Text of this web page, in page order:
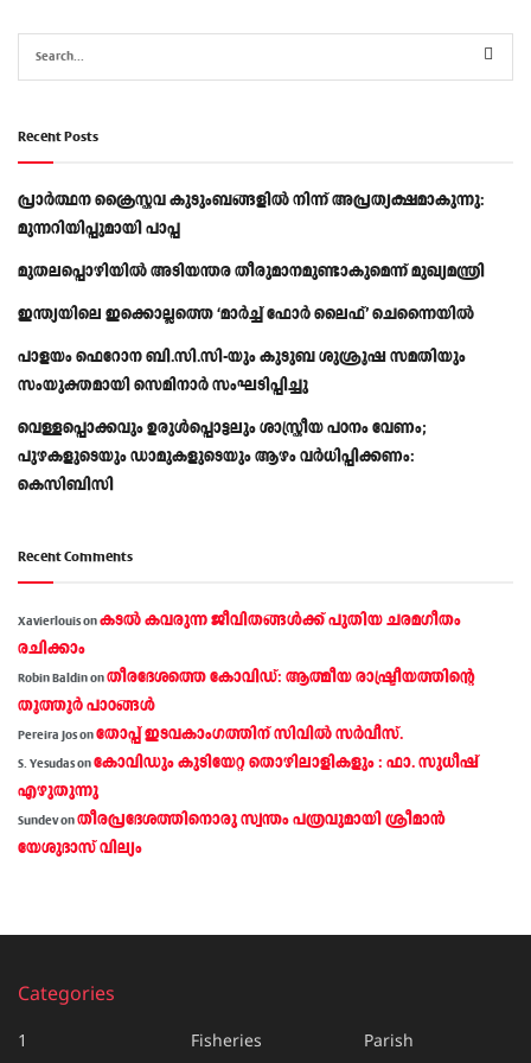
Recent Posts
പ്രാര്‍ത്ഥന ക്രൈസ്തവ കുടുംബങ്ങളില്‍ നിന്ന് അപ്രത്യക്ഷമാകുന്നു:
മുന്നറിയിപ്പുമായി പാപ്പ
മുതലപ്പൊഴിയിൽ അടിയന്തര തീരുമാനമുണ്ടാകുമെന്ന് മുഖ്യമന്ത്രി
ഇന്ത്യയിലെ ഇക്കൊല്ലത്തെ ‘മാർച്ച് ഫോർ ലൈഫ്’ ചെന്നൈയിൽ
പാളയം ഫെറോന ബി.സി.സി-യും കുടുബ ശുശ്രൂഷ സമതിയും
സംയുക്തമായി സെമിനാർ സംഘടിപ്പിച്ചു
വെള്ളപ്പൊക്കവും ഉരുള്‍പ്പൊട്ടലും ശാസ്ത്രീയ പഠനം വേണം;
പുഴകളുടെയും ഡാമുകളുടെയും ആഴം വര്‍ധിപ്പിക്കണം:
കെസിബിസി
Recent Comments
Xavierlouisonകടല്‍ കവരുന്ന ജീവിതങ്ങള്‍ക്ക് പുതിയ ചരമഗീതം
രചിക്കാം
Robin Baldinonതീരദേശത്തെ കോവിഡ്: ആത്മീയ രാഷ്ട്രീയത്തിന്റെ
തൂത്തൂര്‍ പാഠങ്ങൾ
Pereira Josonതോപ്പ് ഇടവകാംഗത്തിന് സിവിൽ സർവീസ്.
S. Yesudasonകോവിഡും കുടിയേറ്റ തൊഴിലാളികളും : ഫാ. സുധീഷ്
എഴുതുന്നു
Sundevonതീരപ്രദേശത്തിനൊരു സ്വന്തം പത്രവുമായി ശ്രീമാന്‍
യേശുദാസ് വില്യം
Categories
1
Fisheries
Parish